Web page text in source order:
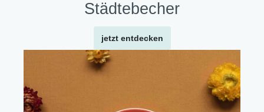
Städtebecher
jetzt entdecken